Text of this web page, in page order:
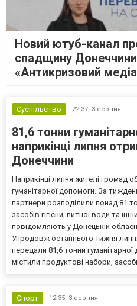
Новий ютуб-канал
спадщину
«Антикризовий
Суспільство 22:37, 3 серпня
81,6 тонни
наприкінці липня
Донеччини
Наприкінці липня жителі громад
гуманітарної допомоги. За тиждень
партнери розподілили понад 81
засобів гігієни, питної води та
повідомляють у Донецькій
Упродовж останнього тижня
передали 81,6 тонни гуманітарної
містили продуктові набори,
Спорт 12:35, 3 серпня